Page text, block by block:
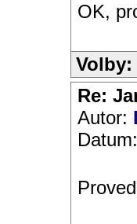
OK,
Volby:
Re:
Autor: